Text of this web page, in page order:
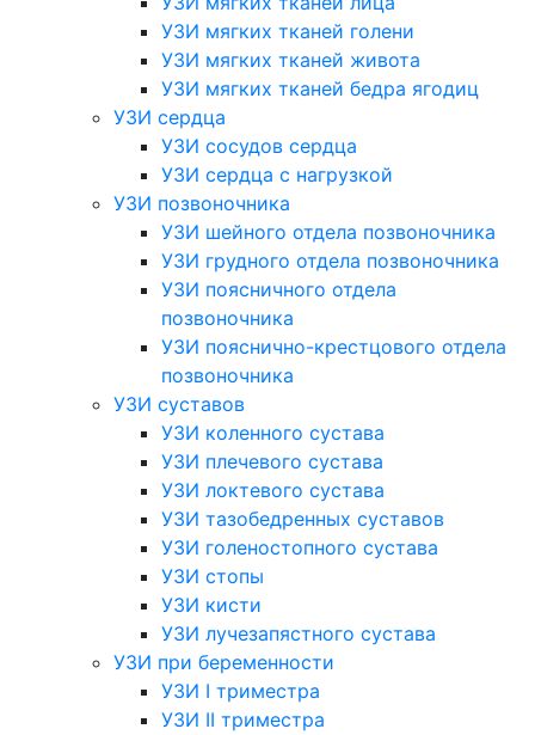
УЗИ мягких тканей голени
УЗИ мягких тканей живота
УЗИ мягких тканей бедра ягодиц
УЗИ сердца
УЗИ сосудов сердца
УЗИ сердца с нагрузкой
УЗИ позвоночника
УЗИ шейного отдела позвоночника
УЗИ грудного отдела позвоночника
УЗИ поясничного отдела
позвоночника
УЗИ пояснично-крестцового отдела
позвоночника
УЗИ суставов
УЗИ коленного сустава
УЗИ плечевого сустава
УЗИ локтевого сустава
УЗИ тазобедренных суставов
УЗИ голеностопного сустава
УЗИ стопы
УЗИ кисти
УЗИ лучезапястного сустава
УЗИ при беременности
УЗИ I триместра
УЗИ II триместра